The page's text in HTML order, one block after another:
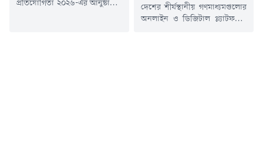
প্রতিযোগিতা ২০২৬-এর আনুষ্ঠানিক
দেশের শীর্ষস্থানীয় গণমাধ্যমগুলোর
অনলাইন ও ডিজিটাল প্ল্যাটফর্মের